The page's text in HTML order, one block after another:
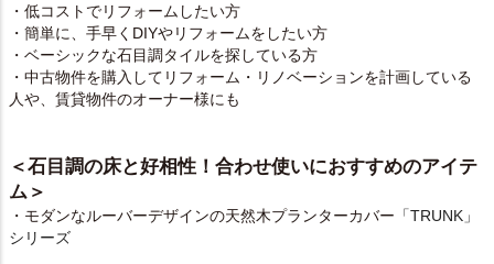
・低コストでリフォームしたい方
・簡単に、手早くDIYやリフォームをしたい方
・ベーシックな石目調タイルを探している方
・中古物件を購入してリフォーム・リノベーションを計画している
人や、賃貸物件のオーナー様にも
＜石目調の床と好相性！合わせ使いにおすすめのアイテ
ム＞
・モダンなルーバーデザインの天然木プランターカバー 「TRUNK」
シリーズ